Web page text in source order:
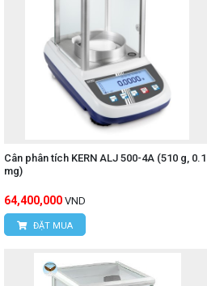
Cân phân tích KERN ALJ 500-4A (510 g, 0.1
mg)
64,400,000 VND
ĐẶT MUA